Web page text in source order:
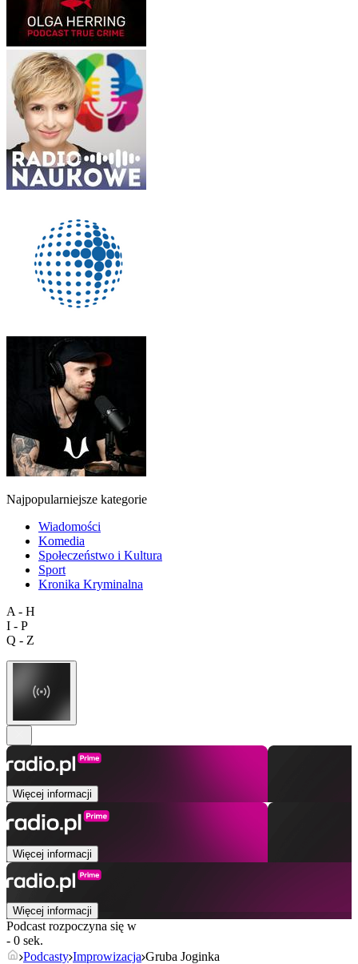
Najpopularniejsze kategorie
Wiadomości
Komedia
Społeczeństwo i Kultura
Sport
Kronika Kryminalna
A - H
I - P
Q - Z
Więcej informacji
Więcej informacji
Więcej informacji
Podcast rozpoczyna się w
- 0 sek.
Podcasty Improwizacja Gruba Joginka